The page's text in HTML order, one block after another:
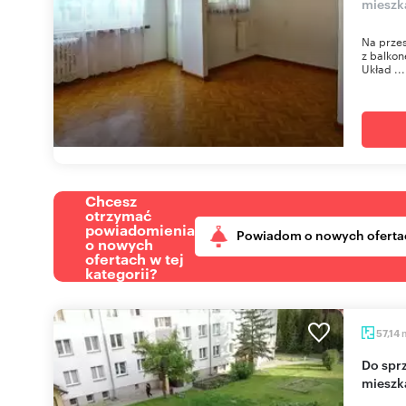
Na
z
Układ ...
Chcesz
otrzymać
powiadomienia
o nowych
ofertach w tej
kategorii?
Powiadom o nowych
57,14
Do sprzedania przestronne 3-pokojowe